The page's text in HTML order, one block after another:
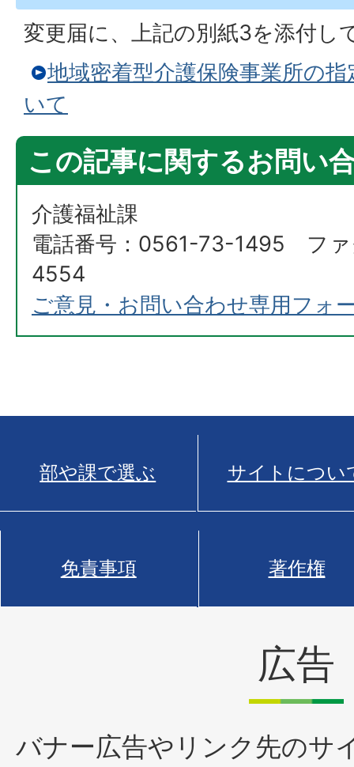
変更届に、上記の別紙3を添付し
地域密着型介護保険事業所の
いて
この記事に関するお問い
介護福祉課
電話番号：0561-73-1495 フ
4554
ご意見・お問い合わせ専用フォ
部や課で選ぶ サイトについ
免責事項 著作権
広告
バナー広告やリンク先のサ